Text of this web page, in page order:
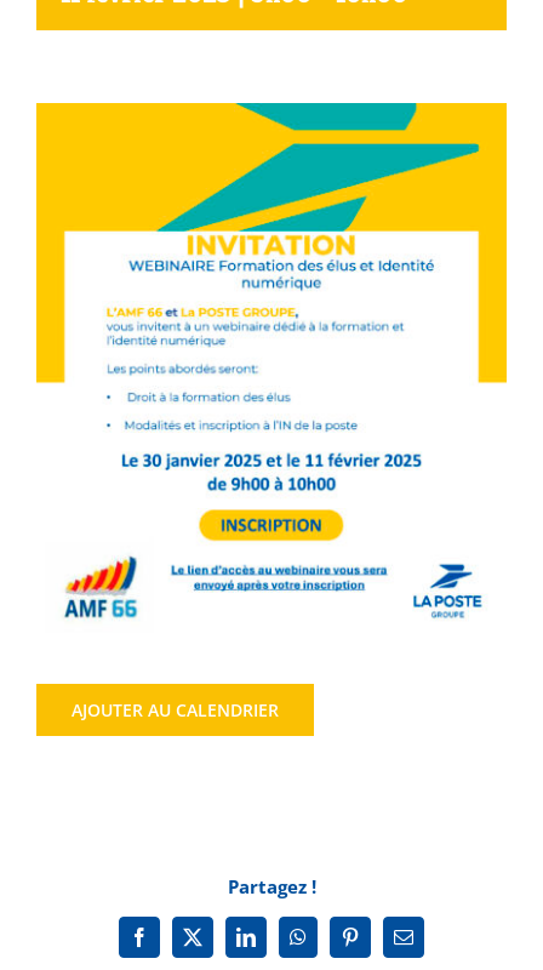
AJOUTER AU CALENDRIER
Partagez !
Facebook
X LinkedInWhatsAppPinterestEmail